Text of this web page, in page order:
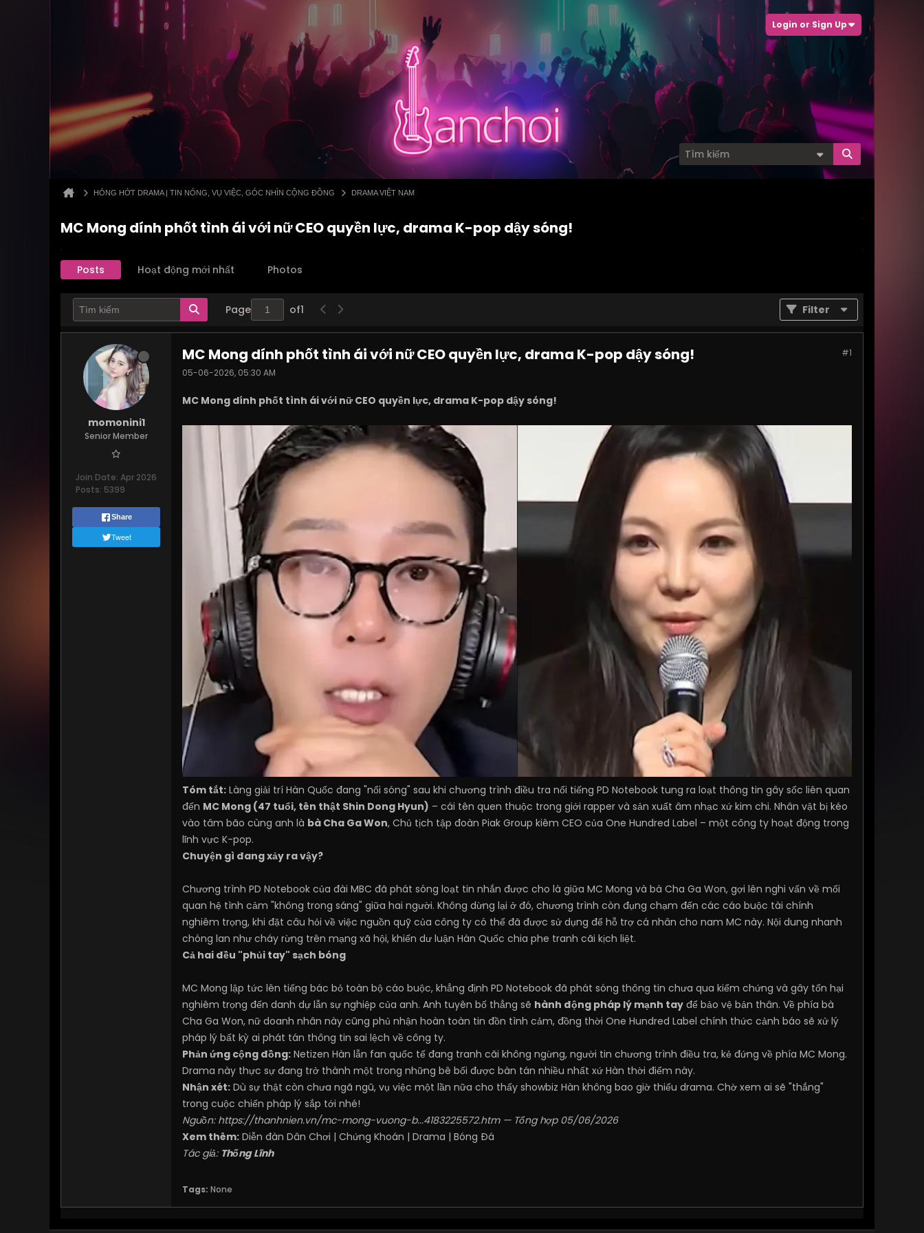
Login or Sign Up
HÓNG HỚT DRAMA | TIN NÓNG, VỤ VIỆC, GÓC NHÌN CỘNG ĐỒNG DRAMA VIỆT NAM
MC Mong dính phốt tình ái với nữ CEO quyền lực, drama K-pop dậy sóng!
Posts Hoạt động mới nhất Photos
Page of1 Filter
momonini1
Senior Member
Join Date: Apr 2026
Posts: 5399
Share
Tweet
#1
MC Mong dính phốt tình ái với nữ CEO quyền lực, drama K-pop dậy sóng!
05-06-2026, 05:30 AM
MC Mong dính phốt tình ái với nữ CEO quyền lực, drama K-pop dậy sóng!
Tóm tắt: Làng giải trí Hàn Quốc đang "nổi sóng" sau khi chương trình điều tra nổi tiếng PD Notebook tung ra loạt thông tin gây sốc liên quan
đến MC Mong (47 tuổi, tên thật Shin Dong Hyun) – cái tên quen thuộc trong giới rapper và sản xuất âm nhạc xứ kim chi. Nhân vật bị kéo
vào tâm bão cùng anh là bà Cha Ga Won, Chủ tịch tập đoàn Piak Group kiêm CEO của One Hundred Label – một công ty hoạt động trong
lĩnh vực K-pop.
Chuyện gì đang xảy ra vậy?
Chương trình PD Notebook của đài MBC đã phát sóng loạt tin nhắn được cho là giữa MC Mong và bà Cha Ga Won, gợi lên nghi vấn về mối
quan hệ tình cảm "không trong sáng" giữa hai người. Không dừng lại ở đó, chương trình còn đụng chạm đến các cáo buộc tài chính
nghiêm trọng, khi đặt câu hỏi về việc nguồn quỹ của công ty có thể đã được sử dụng để hỗ trợ cá nhân cho nam MC này. Nội dung nhanh
chóng lan như cháy rừng trên mạng xã hội, khiến dư luận Hàn Quốc chia phe tranh cãi kịch liệt.
Cả hai đều "phủi tay" sạch bóng
MC Mong lập tức lên tiếng bác bỏ toàn bộ cáo buộc, khẳng định PD Notebook đã phát sóng thông tin chưa qua kiểm chứng và gây tổn hại
nghiêm trọng đến danh dự lẫn sự nghiệp của anh. Anh tuyên bố thẳng sẽ hành động pháp lý mạnh tay để bảo vệ bản thân. Về phía bà
Cha Ga Won, nữ doanh nhân này cũng phủ nhận hoàn toàn tin đồn tình cảm, đồng thời One Hundred Label chính thức cảnh báo sẽ xử lý
pháp lý bất kỳ ai phát tán thông tin sai lệch về công ty.
Phản ứng cộng đồng: Netizen Hàn lẫn fan quốc tế đang tranh cãi không ngừng, người tin chương trình điều tra, kẻ đứng về phía MC Mong.
Drama này thực sự đang trở thành một trong những bê bối được bàn tán nhiều nhất xứ Hàn thời điểm này.
Nhận xét: Dù sự thật còn chưa ngã ngũ, vụ việc một lần nữa cho thấy showbiz Hàn không bao giờ thiếu drama. Chờ xem ai sẽ "thắng"
trong cuộc chiến pháp lý sắp tới nhé!
Nguồn: https://thanhnien.vn/mc-mong-vuong-b...4183225572.htm— Tổng hợp 05/06/2026
Xem thêm: Diễn đàn Dân Chơi | Chứng Khoán | Drama | Bóng Đá
Tác giả: Thống Lĩnh
Tags: None